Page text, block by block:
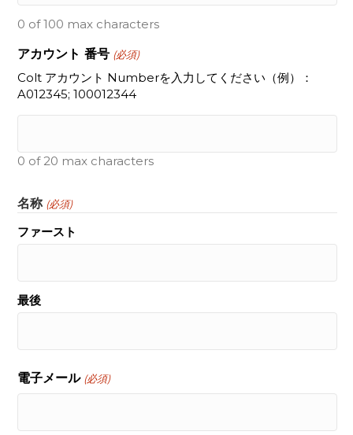
0 of 100 max characters
アカウント 番号 (必須)
Colt アカウント Numberを入力してください（例）：
A012345; 100012344
0 of 20 max characters
名称 (必須)
ファースト
最後
電子メール (必須)